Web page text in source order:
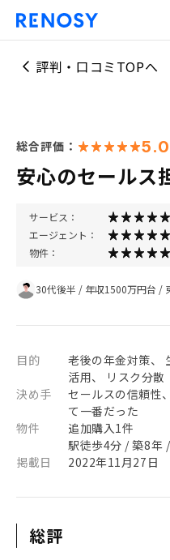
評判・口コミTOPへ
総合評価： 5.0
安心のセールス
サービス：
エージェント：
物件：
30代後半 / 年収1500万円台 /
目的
老後の年金対策、
活用、 リスク分散
決め手
セールスの信頼性
て一番だった
物件
追加購入1件
駅徒歩4分 / 築8年
掲載日
2022年11月27日
総評